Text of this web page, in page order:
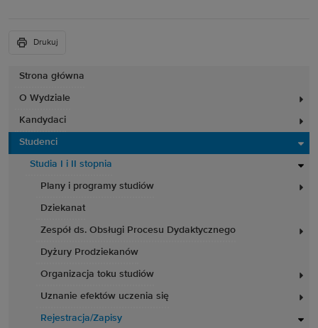
Strona główna
O Wydziale
Kandydaci
Studenci
Studia I i II stopnia
Plany i programy studiów
Dziekanat
Zespół ds. Obsługi Procesu Dydaktycznego
Dyżury Prodziekanów
Organizacja toku studiów
Uznanie efektów uczenia się
Rejestracja/Zapisy
Drukuj